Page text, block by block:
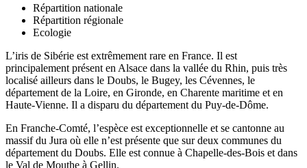
Répartition nationale
Répartition régionale
Ecologie
L’iris de Sibérie est extrêmement rare en France. Il est
principalement présent en Alsace dans la vallée du Rhin, puis très
localisé ailleurs dans le Doubs, le Bugey, les Cévennes, le
département de la Loire, en Gironde, en Charente maritime et en
Haute-Vienne. Il a disparu du département du Puy-de-Dôme.
En Franche-Comté, l’espèce est exceptionnelle et se cantonne au
massif du Jura où elle n’est présente que sur deux communes du
département du Doubs. Elle est connue à Chapelle-des-Bois et dans
le Val de Mouthe à Gellin.